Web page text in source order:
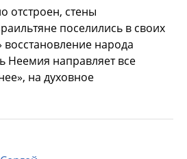
отстроен, стены
поселились в своих
народа
Неемия направляет все
на духовное